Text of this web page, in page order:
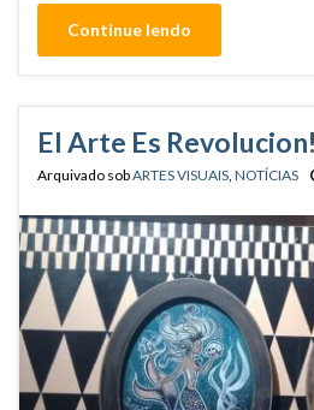
Continue lendo
El Arte Es Revolucion!
Arquivado sobARTES VISUAIS, NOTÍCIAS